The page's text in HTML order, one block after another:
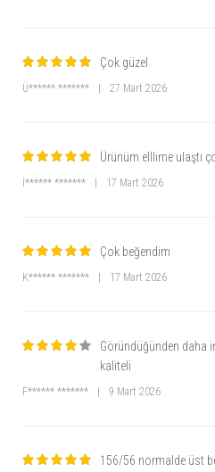
Çok güzel
Ü****** ******* 27 Mart 2026
Ürünüm elllime ulaştı
İ****** ******* 17 Mart 2026
Çok beğendim
K****** ******* 17 Mart 2026
Göründüğünden daha
kaliteli
F****** ******* 9 Mart 2026
156/56 normalde üst